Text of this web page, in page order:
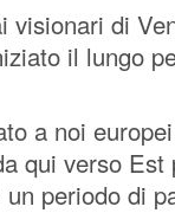
visionari di
il lungo
a noi
qui verso Est
periodo di